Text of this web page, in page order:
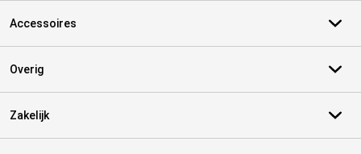
Accessoires
Overig
Zakelijk